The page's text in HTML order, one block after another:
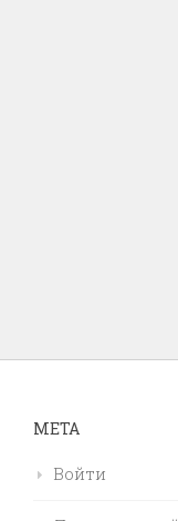
МЕТА
Войти